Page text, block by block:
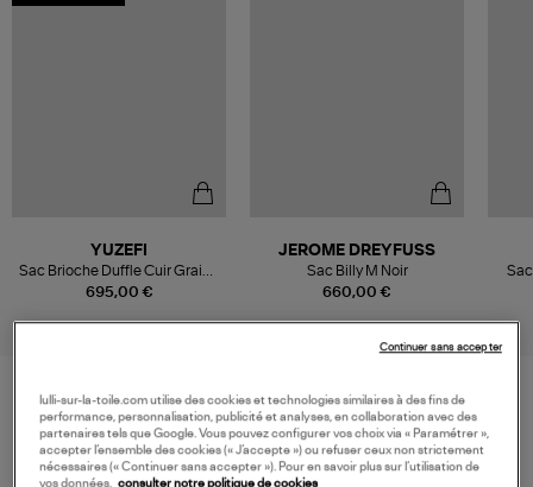
695,00 €
YUZEFI
Sac Brioche Duffle Cuir Grainé
Black
660,00 €
JEROME DREYFUSS
Sac Billy M Noir
VOS DERNIERS PRODUITS VUS
lulli-sur-la-toile.com utilise des cookies et technologies similaires à des fins de
performance, personnalisation, publicité et analyses, en collaboration avec des
partenaires tels que Google. Vous pouvez configurer vos choix via « Paramétrer »,
accepter l’ensemble des cookies (« J’accepte ») ou refuser ceux non strictement
nécessaires (« Continuer sans accepter »). Pour en savoir plus sur l’utilisation de
vos données,
consulter notre politique de cookies
Continuer sans accepter